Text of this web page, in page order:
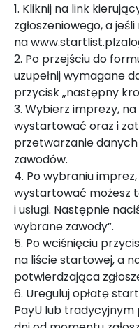
1. Kliknij na link
zgłoszeniowego, a
na
2. Po przejściu do
uzupełnij wymagane
przycisk „następny
3. Wybierz imprezy,
wystartować oraz i
przetwarzanie
zawodów.
4. Po wybraniu
wystartować możesz
i usługi. Następnie
wybrane zawody”.
5. Po wciśnięciu
na liście startowej, a
potwierdzająca
6. Ureguluj opłatę
PayU lub